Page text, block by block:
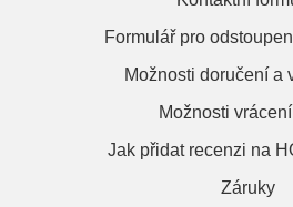
Formulář pro
Možnosti doručení a
Možnosti
Jak přidat recenzi na
Záruky